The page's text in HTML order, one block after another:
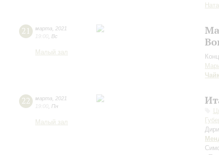
21 марта
2021
19:00 Вс
Малый зал
22 марта
2021
19:00 Пн
Малый зал